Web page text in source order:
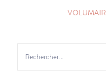
VOLUMAIR